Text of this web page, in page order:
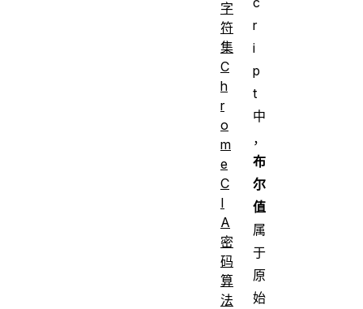
r
i
p
t
中
，
布
尔
值
属
于
原
始
字
符
集
C
h
r
o
m
e
C
I
A
密
码
算
法